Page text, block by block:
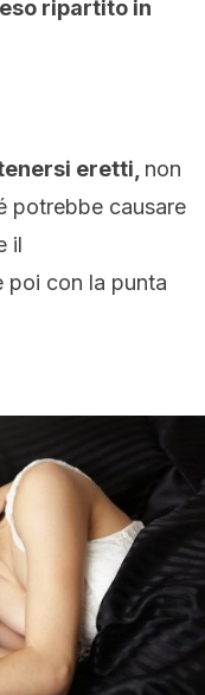
ripartito in
eretti, non
potrebbe causare
il
poi con la punta